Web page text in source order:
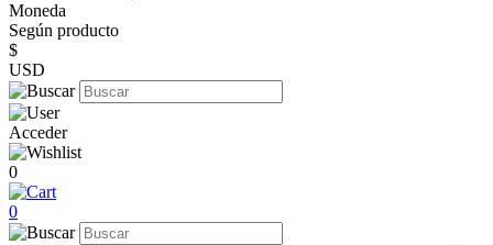
Moneda
Según producto
$
USD
Acceder
0
0